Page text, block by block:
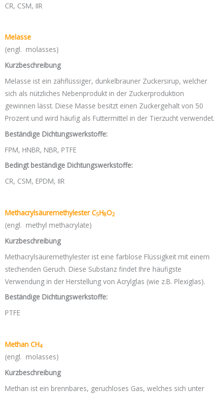
CR, CSM, IIR
Melasse
(engl. molasses)
Kurzbeschreibung
Melasse ist ein zähflüssiger, dunkelbrauner Zuckersirup, welcher
sich als nützliches Nebenprodukt in der Zuckerproduktion
gewinnen lässt. Diese Masse besitzt einen Zuckergehalt von 50
Prozent und wird häufig als Futtermittel in der Tierzucht verwendet.
Beständige Dichtungswerkstoffe:
FPM, HNBR, NBR, PTFE
Bedingt beständige Dichtungswerkstoffe:
CR, CSM, EPDM, IIR
Methacrylsäuremethylester C5H8O2
(engl. methyl methacrylate)
Kurzbeschreibung
Methacrylsäuremethylester ist eine farblose Flüssigkeit mit einem
stechenden Geruch. Diese Substanz findet Ihre häufigste
Verwendung in der Herstellung von Acrylglas (wie z.B. Plexiglas).
Beständige Dichtungswerkstoffe:
PTFE
Methan CH4
(engl. molasses)
Kurzbeschreibung
Methan ist ein brennbares, geruchloses Gas, welches sich unter